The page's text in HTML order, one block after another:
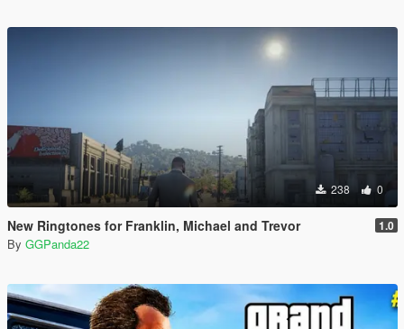
238 0
New Ringtones for Franklin, Michael and Trevor 1.0
By GGPanda22